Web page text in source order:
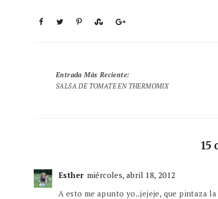
Entrada Más Reciente:
SALSA DE TOMATE EN THERMOMIX
15
Esther miércoles, abril 18, 2012
A esto me apunto yo..jejeje, que pintaza